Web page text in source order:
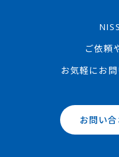
ご依頼
お気軽にお
お問い